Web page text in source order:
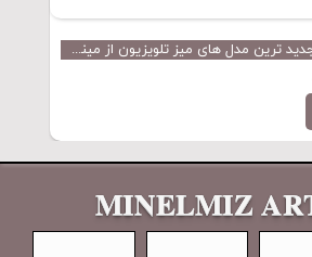
میز تلویزیون | خرید جدید ترین مدل های میز تلویزیون از مینل میز
MINELMIZ